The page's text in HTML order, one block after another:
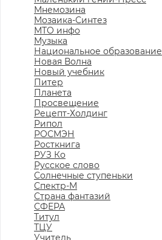
Мнемозина
Мозаика-Синтез
МТО инфо
Музыка
Национальное образование
Новая Волна
Новый учебник
Питер
Планета
Просвещение
Рецепт-Холдинг
Рипол
РОСМЭН
Росткнига
РУЗ Ко
Русское слово
Солнечные ступеньки
Спектр-М
Страна фантазий
СФЕРА
Титул
ТЦУ
Учитель